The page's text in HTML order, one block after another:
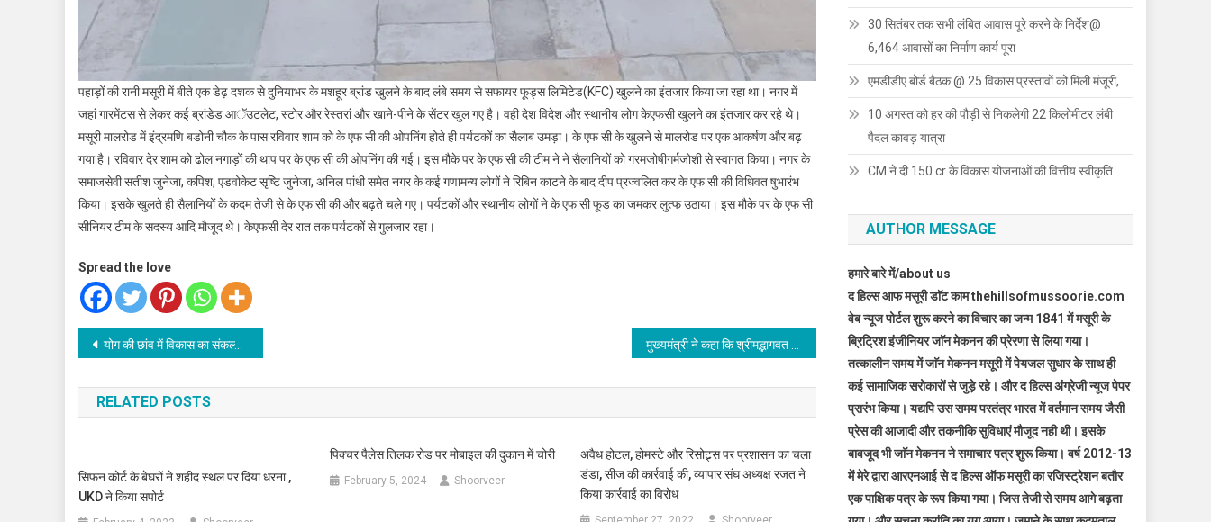
पहाड़ों की रानी मसूरी में बीते एक डेढ़ दशक से दुनियाभर के मशहूर ब्रांड खुलने के बाद लंबे समय से सफायर फूड्स लिमिटेड(KFC) खुलने का इंतजार किया जा रहा था। नगर में
जहां गारमेंटस से लेकर कई ब्रांडेड आॅउटलेट, स्टोर और रेस्तरां और खाने-पीने के सेंटर खुल गए है। वही देश विदेश और स्थानीय लोग केएफसी खुलने का इंतजार कर रहे थे।
मसूरी मालरोड में इंद्रमणि बडोनी चौक के पास रविवार शाम को के एफ सी की ओपनिंग होते ही पर्यटकों का सैलाब उमड़ा। के एफ सी के खुलने से मालरोड पर एक आकर्षण और बढ़
गया है। रविवार देर शाम को ढोल नगाड़ों की थाप पर के एफ सी की ओपनिंग की गई। इस मौके पर के एफ सी की टीम ने ने सैलानियों को गरमजोषीगर्मजोशी से स्वागत किया। नगर के
समाजसेवी सतीश जुनेजा, कपिश, एडवोकेट सृष्टि जुनेजा, अनिल पांधी समेत नगर के कई गणामन्य लोगों ने रिबिन काटने के बाद दीप प्रज्वलित कर के एफ सी की विधिवत षुभारंभ
किया। इसके खुलते ही सैलानियों के कदम तेजी से के एफ सी की और बढ़ते चले गए। पर्यटकों और स्थानीय लोगों ने के एफ सी फूड का जमकर लुत्फ उठाया। इस मौके पर के एफ सी
सीनियर टीम के सदस्य आदि मौजूद थे। केएफसी देर रात तक पर्यटकों से गुलजार रहा।
Spread the love
Post
navigation
योग की छांव में विकास का संकल्प, एमडीडीए सिटी फॉरेस्ट पार्क बना स्वास्थ्य और प्रकृति का महाकुंभ
RELATED POSTS
सिफन कोर्ट के बेघरों ने शहीद स्थल पर दिया धरना ,
UKD ने किया सपोर्ट
पिक्चर पैलेस तिलक रोड पर मोबाइल की दुकान में चोरी
February 5, 2024 Shoorveer
अवैध होटल, होमस्टे और रिसोट्र्स पर प्रशासन का चला
डंडा, सीज की कार्रवाई की, व्यापार संघ अध्यक्ष रजत ने
किया कार्रवाई का विरोध
30 सितंबर तक सभी लंबित आवास पूरे करने के निर्देश@
6,464 आवासों का निर्माण कार्य पूरा
एमडीडीए बोर्ड बैठक @ 25 विकास प्रस्तावों को मिली मंजूरी,
10 अगस्त को हर की पौड़ी से निकलेगी 22 किलोमीटर लंबी
पैदल कावड़ यात्रा
CM ने दी 150 cr के विकास योजनाओं की वित्तीय स्वीकृति
AUTHOR MESSAGE
हमारे बारे में/about us
द हिल्स आफ मसूरी डाॅट काम thehillsofmussoorie.com
वेब न्यूज पोर्टल शुरू करने का विचार का जन्म 1841 में मसूरी के
ब्रिट्रिश इंजीनियर जाॅन मेकनन की प्रेरणा से लिया गया।
तत्कालीन समय में जाॅन मेकनन मसूरी में पेयजल सुधार के साथ ही
कई सामाजिक सरोकारों से जुड़े रहे। और द हिल्स अंग्रेजी न्यूज पेपर
प्रारंभ किया। यद्यपि उस समय परतंत्र भारत में वर्तमान समय जैसी
प्रेस की आजादी और तकनीकि सुविधाएं मौजूद नही थी। इसके
बावजूद भी जाॅन मेकनन ने समाचार पत्र शुरू किया। वर्ष 2012-13
में मेरे द्वारा आरएनआई से द हिल्स ऑफ मसूरी का रजिस्ट्रेशन बतौर
एक पाक्षिक पत्र के रूप किया गया। जिस तेजी से समय आगे बढ़ता